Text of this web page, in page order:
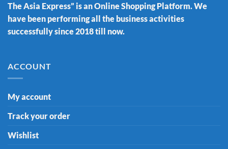
The Asia Express” is an Online Shopping Platform. We
have been performing all the business activities
successfully since 2018 till now.
ACCOUNT
My account
Track your order
Wishlist